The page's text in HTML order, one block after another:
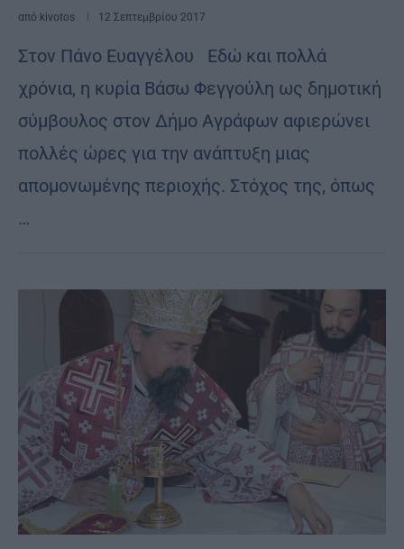
από kivotos 12 Σεπτεμβρίου 2017
Στον Πάνο Ευαγγέλου Eδώ και πολλά
χρόνια, η κυρία Βάσω Φεγγούλη ως δημοτική
σύμβουλος στον Δήμο Αγράφων αφιερώνει
πολλές ώρες για την ανάπτυξη μιας
απομονωμένης περιοχής. Στόχος της, όπως
…